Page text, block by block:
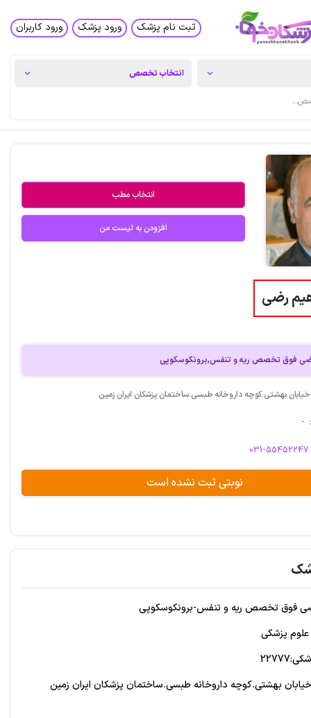
ثبت نام پزشک ورود پزشک ورود کاربران
انتخاب مطب
افزودن به لیست من
رضی
رضی فوق تخصص ریه و تنفس,برونکوسکوپی
بهشتی.کوچه داروخانه طبسی.ساختمان پزشکان ایران زمین
-
031-55452247
نوبتی ثبت نشده است
رضی فوق تخصص ریه و تنفس-برونکوسکوپی
علوم پزشکی
بهشتی.کوچه داروخانه طبسی.ساختمان پزشکان ایران زمین